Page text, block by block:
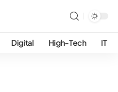
Digital High-Tech IT